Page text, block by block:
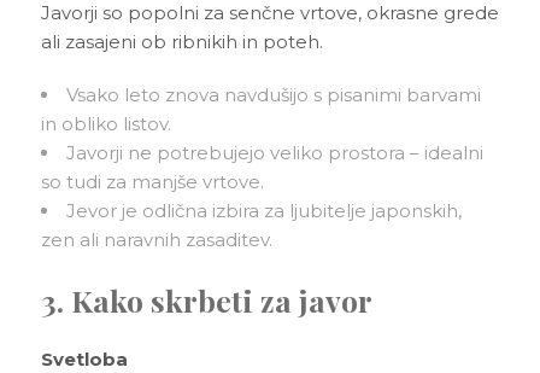
Javorji so popolni za senčne vrtove, okrasne grede
ali zasajeni ob ribnikih in poteh.
Vsako leto znova navdušijo s pisanimi barvami
in obliko listov.
Javorji ne potrebujejo veliko prostora – idealni
so tudi za manjše vrtove.
Jevor je odlična izbira za ljubitelje japonskih,
zen ali naravnih zasaditev.
3. Kako skrbeti za javor
Svetloba